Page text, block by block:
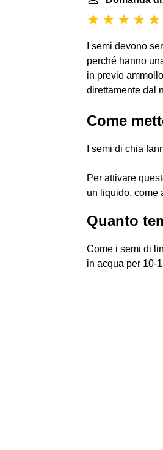
I semi devono
perché hanno
in previo
direttamente dal
Come
I semi di chia
Per attivare
un liquido, come
Quanto
Come i semi di
in acqua per 10-